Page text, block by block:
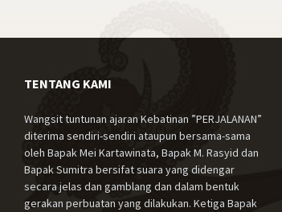
TENTANG KAMI
Wangsit tuntunan ajaran Kebatinan ”PERJALANAN”
diterima sendiri-sendiri ataupun bersama-sama
oleh Bapak Mei Kartawinata, Bapak M. Rasyid dan
Bapak Sumitra bersifat suara yang didengar
secara jelas dan gamblang dan dalam bentuk
gerakan perbuatan yang dilakukan. Ketiga Bapak